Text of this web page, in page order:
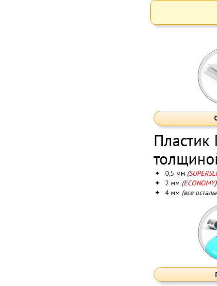
✦ 0,5 мм (
✦
2 мм (ECONOMY)
✦
4 мм (все